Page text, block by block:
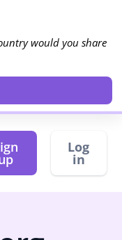
would you share
Log
in